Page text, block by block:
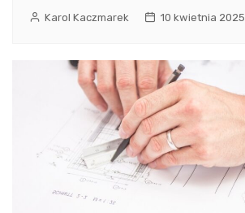
Karol Kaczmarek 10 kwietnia 2025